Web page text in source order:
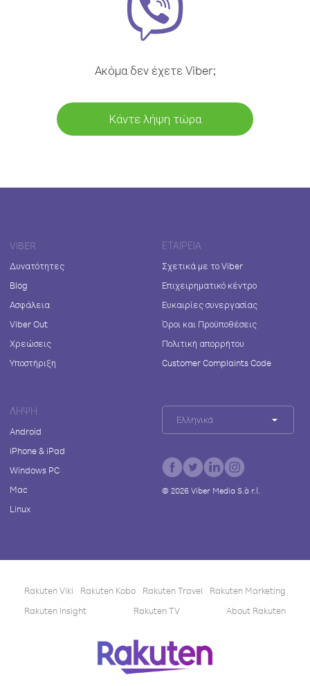
Ακόμα δεν έχετε Viber;
Κάντε λήψη τώρα
VIBER
Δυνατότητες
Blog
Ασφάλεια
Viber Out
Χρεώσεις
Υποστήριξη
ΕΤΑΙΡΕΊΑ
Σχετικά με το Viber
Επιχειρηματικό κέντρο
Ευκαιρίες συνεργασίας
Όροι και Προϋποθέσεις
Πολιτική απορρήτου
Customer Complaints Code
ΛΉΨΗ
Android
iPhone & iPad
Windows PC
Mac
Linux
Ελληνικά
© 2026Viber Media S.à r.l.
Rakuten Viki Rakuten Kobo Rakuten Travel
Rakuten Marketing
Rakuten Insight
Rakuten TV About Rakuten